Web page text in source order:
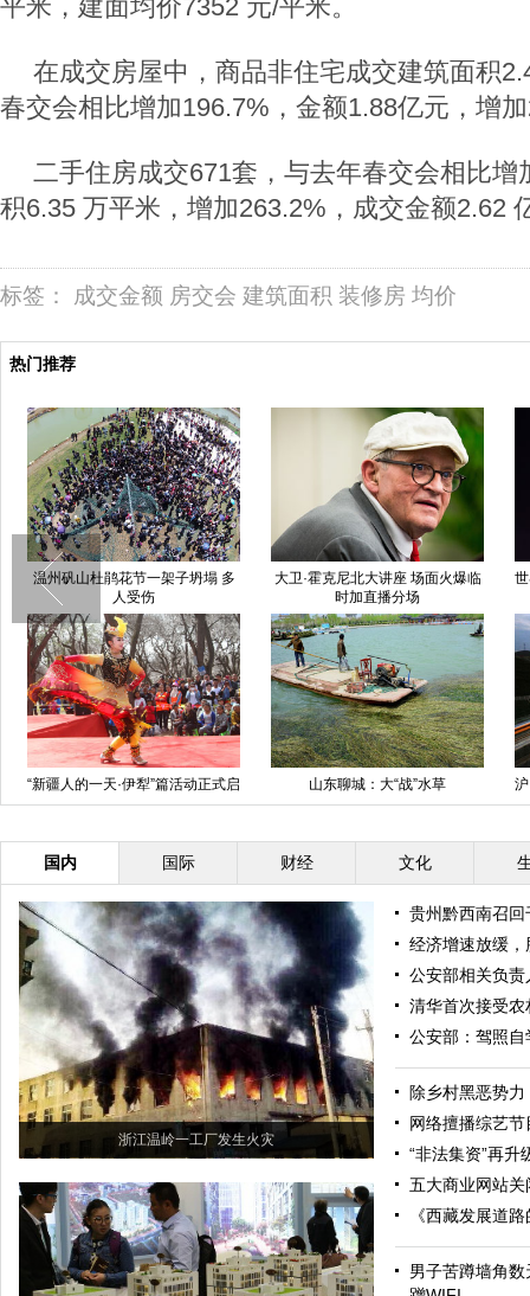
平米，建面均价7352 元/平米。
在成交房屋中，商品非住宅成交建筑面积
春交会相比增加196.7%，金额1.88亿元，增
二手住房成交671套，与去年春交会相比增
积6.35 万平米，增加263.2%，成交金额2.62
标签： 成交金额 房交会 建筑面积 装修房 均价
热门推荐
温州矾山杜鹃花节一架子坍塌 多
人受伤
大卫·霍克尼北大讲座 场面火爆临
时加直播分场
“新疆人的一天·伊犁”篇活动正式启
动
山东聊城：大“战”水草
国内 国际 财经 文化
浙江温岭一工厂发生火灾
贵州黔西南召
经济增速放缓
公安部相关负
清华首次接受农
公安部：驾照
除乡村黑恶势力
网络擅播综艺
“非法集资”再升
五大商业网站
《西藏发展道
男子苦蹲墙角